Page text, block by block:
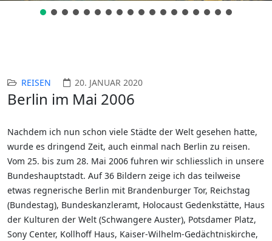
REISEN 20. JANUAR 2020
Berlin im Mai 2006
Nachdem ich nun schon viele Städte der Welt gesehen hatte,
wurde es dringend Zeit, auch einmal nach Berlin zu reisen.
Vom 25. bis zum 28. Mai 2006 fuhren wir schliesslich in unsere
Bundeshauptstadt. Auf 36 Bildern zeige ich das teilweise
etwas regnerische Berlin mit Brandenburger Tor, Reichstag
(Bundestag), Bundeskanzleramt, Holocaust Gedenkstätte, Haus
der Kulturen der Welt (Schwangere Auster), Potsdamer Platz,
Sony Center, Kollhoff Haus, Kaiser-Wilhelm-Gedächtniskirche,